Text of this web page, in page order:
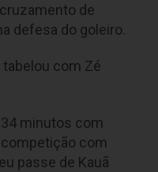
de
defesa do goleiro.
com Zé
minutos com
competição com
passe de Kauã